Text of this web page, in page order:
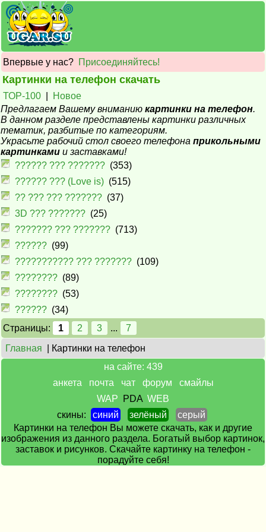
Впервые у нас? Присоединяйтесь!
Картинки на телефон скачать
ТОР-100
Новое
Предлагаем Вашему вниманию картинки на телефон.
В данном разделе представлены картинки различных
тематик, разбитые по категориям.
Украсьте рабочий стол своего телефона прикольными
картинками и заставками!
?????? ??? ??????? (353)
?????? ??? (Love is) (515)
?? ??? ??? ??????? (37)
3D ??? ??????? (25)
??????? ??? ??????? (713)
?????? (99)
??????????? ??? ??????? (109)
???????? (89)
???????? (53)
?????? (34)
Страницы:
1 2 3 ...
7
Главная
| Картинки на телефон
на сайте: 439
анкета
почта чат форум
смайлы
WAP
PDA WEB
скины:
синий зелёный
серый
Картинки на телефон Вы можете скачать, как и другие
изображения из данного раздела. Богатый выбор картинок,
заставок и рисунков. Скачайте картинку на телефон -
порадуйте себя!